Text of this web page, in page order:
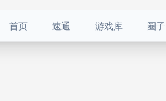
首页 速通 游戏库 圈子